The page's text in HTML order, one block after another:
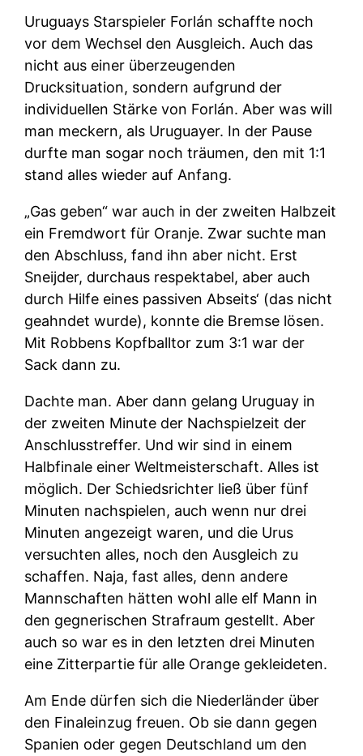
Uruguays Starspieler Forlán schaffte noch
vor dem Wechsel den Ausgleich. Auch das
nicht aus einer überzeugenden
Drucksituation, sondern aufgrund der
individuellen Stärke von Forlán. Aber was will
man meckern, als Uruguayer. In der Pause
durfte man sogar noch träumen, den mit 1:1
stand alles wieder auf Anfang.
„Gas geben“ war auch in der zweiten Halbzeit
ein Fremdwort für Oranje. Zwar suchte man
den Abschluss, fand ihn aber nicht. Erst
Sneijder, durchaus respektabel, aber auch
durch Hilfe eines passiven Abseits‘ (das nicht
geahndet wurde), konnte die Bremse lösen.
Mit Robbens Kopfballtor zum 3:1 war der
Sack dann zu.
Dachte man. Aber dann gelang Uruguay in
der zweiten Minute der Nachspielzeit der
Anschlusstreffer. Und wir sind in einem
Halbfinale einer Weltmeisterschaft. Alles ist
möglich. Der Schiedsrichter ließ über fünf
Minuten nachspielen, auch wenn nur drei
Minuten angezeigt waren, und die Urus
versuchten alles, noch den Ausgleich zu
schaffen. Naja, fast alles, denn andere
Mannschaften hätten wohl alle elf Mann in
den gegnerischen Strafraum gestellt. Aber
auch so war es in den letzten drei Minuten
eine Zitterpartie für alle Orange gekleideten.
Am Ende dürfen sich die Niederländer über
den Finaleinzug freuen. Ob sie dann gegen
Spanien oder gegen Deutschland um den